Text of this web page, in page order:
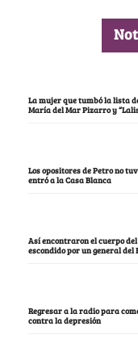
La mujer que tumbó la lista
María del Mar Pizarro y
Los opositores de Petro no
entró a la Casa Blanca
Así encontraron el cuerpo
escondido por un general del
Regresar a la radio para
contra la depresión